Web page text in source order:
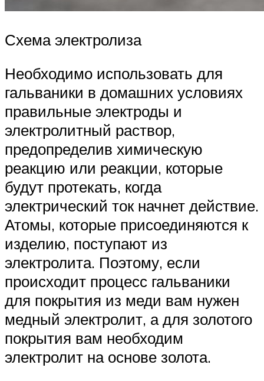
Схема электролиза
Необходимо использовать для
гальваники в домашних условиях
правильные электроды и
электролитный раствор,
предопределив химическую
реакцию или реакции, которые
будут протекать, когда
электрический ток начнет действие.
Атомы, которые присоединяются к
изделию, поступают из
электролита. Поэтому, если
происходит процесс гальваники
для покрытия из меди вам нужен
медный электролит, а для золотого
покрытия вам необходим
электролит на основе золота.